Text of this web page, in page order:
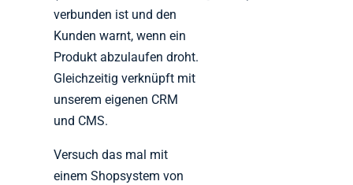
verbunden ist und den
Kunden warnt, wenn ein
Produkt abzulaufen droht.
Gleichzeitig verknüpft mit
unserem eigenen CRM
und CMS.
Versuch das mal mit
einem Shopsystem von